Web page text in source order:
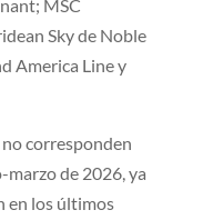
MSC
Sky de Noble
America Line y
corresponden
de 2026, ya
en los últimos